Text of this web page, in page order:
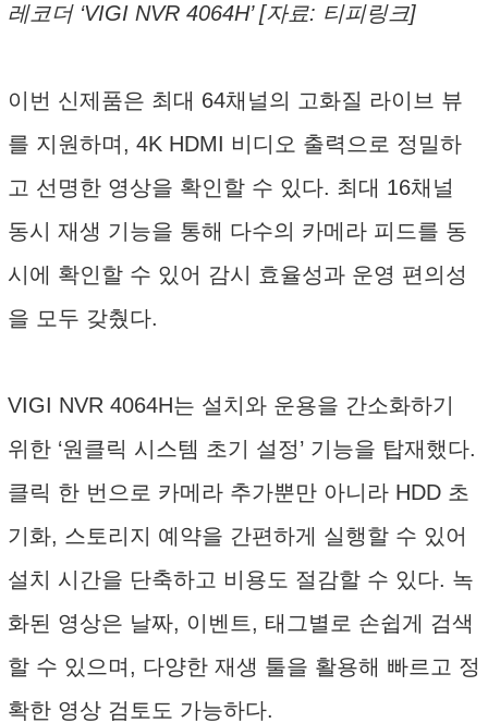
레코더 ‘VIGI NVR 4064H’ [자료: 티피링크]
이번 신제품은 최대 64채널의 고화질 라이브 뷰
를 지원하며, 4K HDMI 비디오 출력으로 정밀하
고 선명한 영상을 확인할 수 있다. 최대 16채널
동시 재생 기능을 통해 다수의 카메라 피드를 동
시에 확인할 수 있어 감시 효율성과 운영 편의성
을 모두 갖췄다.
VIGI NVR 4064H는 설치와 운용을 간소화하기
위한 ‘원클릭 시스템 초기 설정’ 기능을 탑재했다.
클릭 한 번으로 카메라 추가뿐만 아니라 HDD 초
기화, 스토리지 예약을 간편하게 실행할 수 있어
설치 시간을 단축하고 비용도 절감할 수 있다. 녹
화된 영상은 날짜, 이벤트, 태그별로 손쉽게 검색
할 수 있으며, 다양한 재생 툴을 활용해 빠르고 정
확한 영상 검토도 가능하다.